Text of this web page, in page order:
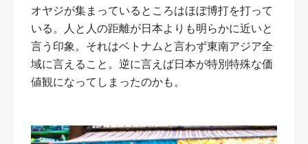
オヤジが集まっているところはほぼ博打を打って
いる。人と人の距離が日本よりも明らかに近いと
言う印象。それはベトナムと言わず東南アジア全
域に言えること。逆に言えば日本が特別特殊な価
値観になってしまったのかも。